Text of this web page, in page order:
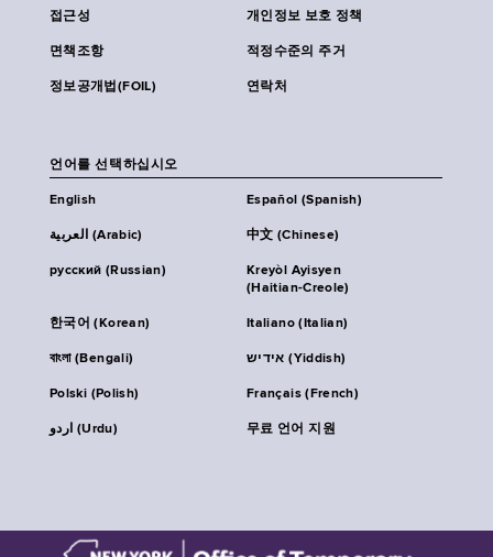
접근성 개인정보 보호 정책
면책조항 적정수준의 주거
정보공개법(FOIL) 연락처
언어를 선택하십시오
English Español (Spanish)
العربية (Arabic) 中文 (Chinese)
русский (Russian)
Kreyòl Ayisyen
(Haitian-Creole)
한국어 (Korean) Italiano (Italian)
বাংলা (Bengali) אידיש (Yiddish)
Polski (Polish) Français (French)
اردو (Urdu) 무료 언어 지원